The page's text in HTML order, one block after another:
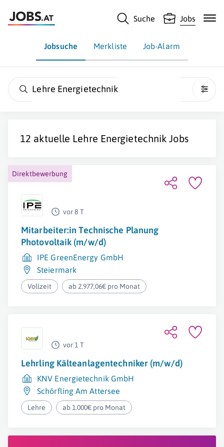
Suche Jobs
Jobsuche Merkliste Job-Alarm
Lehre Energietechnik
12 aktuelle Lehre Energietechnik Jobs
Direktbewerbung
vor 8 T
Mitarbeiter:in Technische Planung
Photovoltaik (m/w/d)
IPE GreenEnergy GmbH
Steiermark
Vollzeit ab 2.977,06€ pro Monat
vor 1 T
Lehrling Kälteanlagentechniker (m/w/d)
KNV Energietechnik GmbH
Schörfling Am Attersee
Lehre ab 1.000€ pro Monat